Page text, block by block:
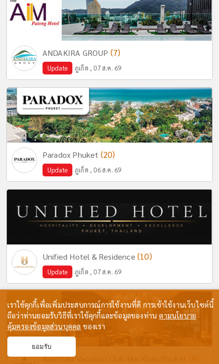
ANDAKIRA GROUP (7)
Update ภูเก็ต , 07 ส.ค. 69
Paradox Phuket (20)
Update ภูเก็ต , 06 ส.ค. 69
Unified Hotel & Residence (10)
Update ภูเก็ต , 07 ส.ค. 69
Anantara Vacation Club Mai Khao Phuket (9)
เราใช้คุกกี้เพื่อเพิ่มประสบการณ์การใช้งานที่ดี การเข้าใช้งานเว็บไซต์นี้
ถือว่าท่านยอมรับวิธีที่เราใช้คุกกี้และข้อมูลของท่านตามนโยบาย
คุ้มครองข้อมูลส่วนบุคคล ของเรา
ยอมรับ